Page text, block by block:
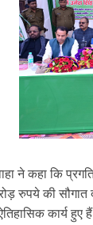
ने कहा कि
रुपये की सौगात
कार्य हुए